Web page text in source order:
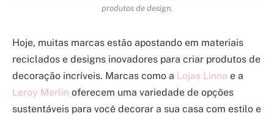
produtos de design.
Hoje, muitas marcas estão apostando em materiais
reciclados e designs inovadores para criar produtos de
decoração incríveis. Marcas como a Lojas Linna e a
Leroy Merlin oferecem uma variedade de opções
sustentáveis para você decorar a sua casa com estilo e